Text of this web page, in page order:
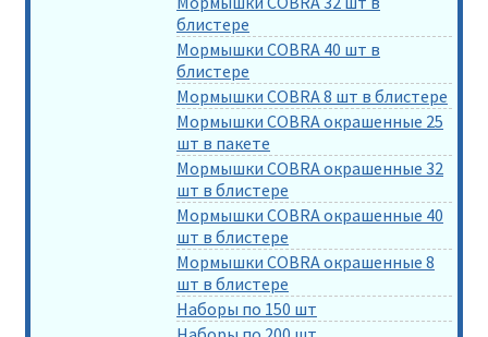
блистере
Мормышки COBRA 40 шт в
блистере
Мормышки COBRA 8 шт в блистере
Мормышки COBRA окрашенные 25
шт в пакете
Мормышки COBRA окрашенные 32
шт в блистере
Мормышки COBRA окрашенные 40
шт в блистере
Мормышки COBRA окрашенные 8
шт в блистере
Наборы по 150 шт